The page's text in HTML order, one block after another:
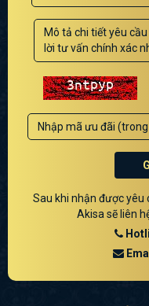
Sau khi nhận được yêu
Akisa sẽ liên